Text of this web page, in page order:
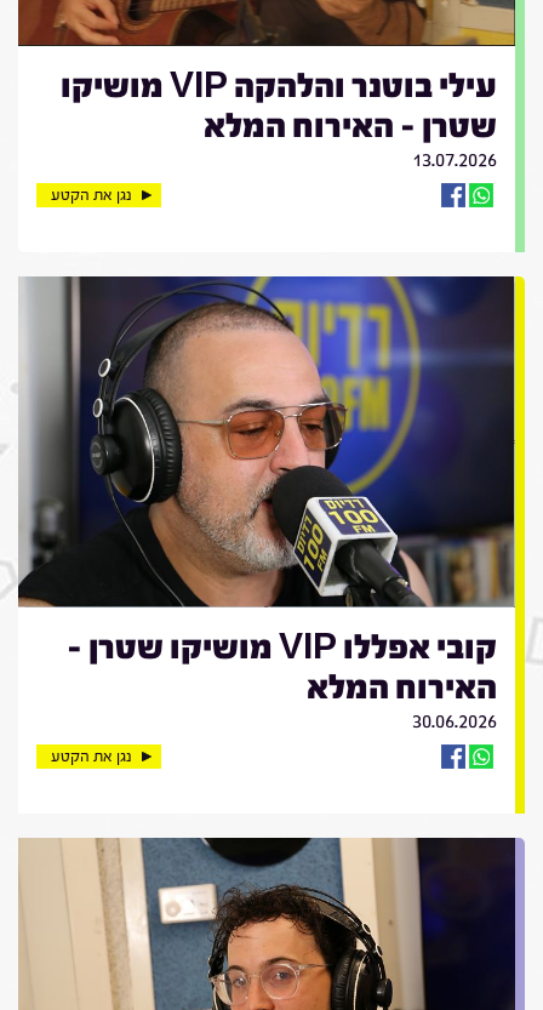
עילי בוטנר והלהקה VIP מושיקו
שטרן - האירוח המלא
13.07.2026
נגן את הקטע
קובי אפללו VIP מושיקו שטרן -
האירוח המלא
30.06.2026
נגן את הקטע